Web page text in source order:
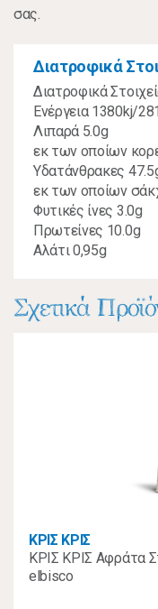
σας.
Διατροφικά
Διατροφικά
Ενέργεια 1380kj/
Λιπαρά 5.0g
εκ των οποίων
Υδατάνθρακες
εκ των οποίων
Φυτικές ίνες 3.0g
Πρωτείνες 10.0g
Αλάτι 0,95g
Σχετικά
ΚΡΙΣ ΚΡΙΣ
ΚΡΙΣ ΚΡΙΣ Αφράτα
elbisco